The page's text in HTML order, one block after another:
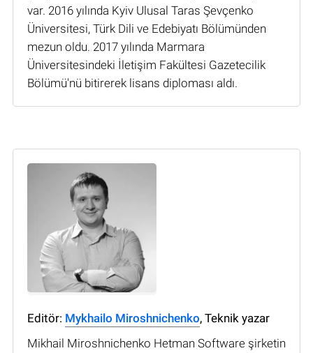
var. 2016 yılında Kyiv Ulusal Taras Şevçenko
Üniversitesi, Türk Dili ve Edebiyatı Bölümünden
mezun oldu. 2017 yılında Marmara
Üniversitesindeki İletişim Fakültesi Gazetecilik
Bölümü'nü bitirerek lisans diploması aldı.
Editör: Mykhailo Miroshnichenko, Teknik yazar
Mikhail Miroshnichenko Hetman Software şirketin